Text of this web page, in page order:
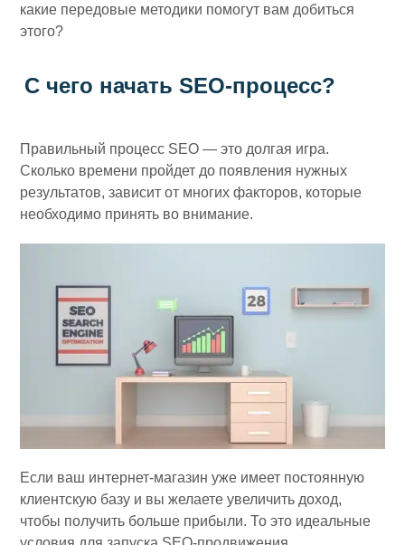
какие передовые методики помогут вам добиться
этого?
С чего начать SEO-процесс?
Правильный процесс SEO — это долгая игра.
Сколько времени пройдет до появления нужных
результатов, зависит от многих факторов, которые
необходимо принять во внимание.
Если ваш интернет-магазин уже имеет постоянную
клиентскую базу и вы желаете увеличить доход,
чтобы получить больше прибыли. То это идеальные